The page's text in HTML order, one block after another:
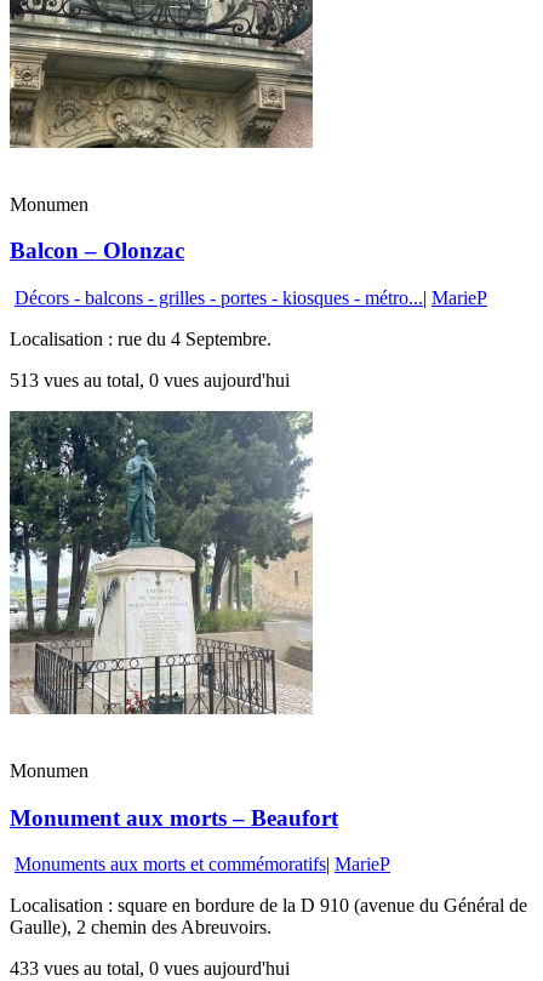
Monumen
Balcon – Olonzac
Décors - balcons - grilles - portes - kiosques - métro...| MarieP
Localisation : rue du 4 Septembre.
513 vues au total, 0 vues aujourd'hui
Monumen
Monument aux morts – Beaufort
Monuments aux morts et commémoratifs| MarieP
Localisation : square en bordure de la D 910 (avenue du Général de
Gaulle), 2 chemin des Abreuvoirs.
433 vues au total, 0 vues aujourd'hui